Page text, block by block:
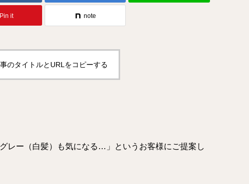
Pin it note
のタイトルとURLをコピーする
レー（白髪）も気になる…」というお客様にご提案し